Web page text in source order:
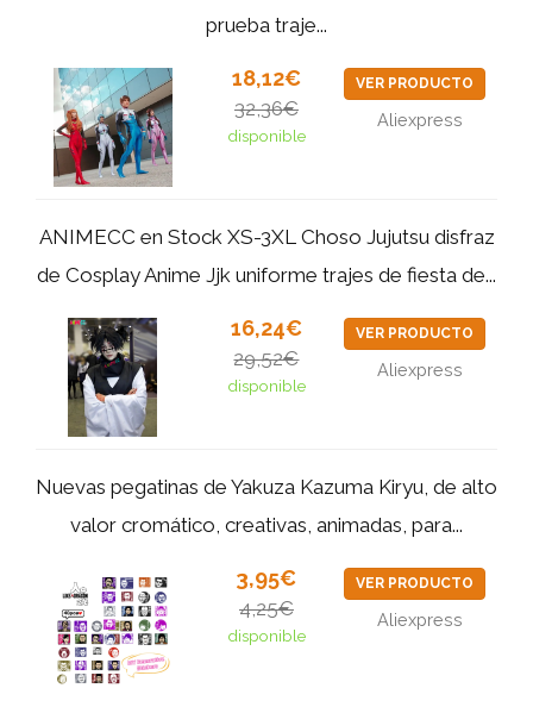
prueba traje...
18,12€
32,36€
disponible
VER PRODUCTO
Aliexpress
ANIMECC en Stock XS-3XL Choso Jujutsu disfraz
de Cosplay Anime Jjk uniforme trajes de fiesta de...
16,24€
29,52€
disponible
VER PRODUCTO
Aliexpress
Nuevas pegatinas de Yakuza Kazuma Kiryu, de alto
valor cromático, creativas, animadas, para...
3,95€
4,25€
disponible
VER PRODUCTO
Aliexpress